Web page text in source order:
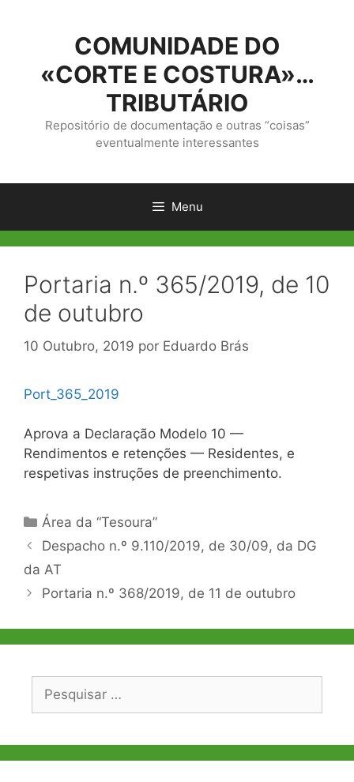
conteúdo
COMUNIDADE DO
«CORTE E COSTURA»…
TRIBUTÁRIO
Repositório de documentação e outras “coisas”
eventualmente interessantes
Menu
Portaria n.º 365/2019, de 10
de outubro
10 Outubro, 2019 por Eduardo Brás
Port_365_2019
Aprova a Declaração Modelo 10 —
Rendimentos e retenções — Residentes, e
respetivas instruções de preenchimento.
Categorias
Área da “Tesoura”
Navegação
de
Despacho n.º 9.110/2019, de 30/09, da DG
da AT
Portaria n.º 368/2019, de 11 de outubro
Pesquisar